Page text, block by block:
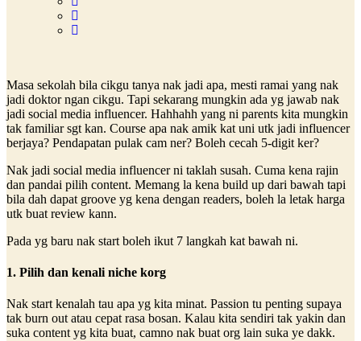
Masa sekolah bila cikgu tanya nak jadi apa, mesti ramai yang nak
jadi doktor ngan cikgu. Tapi sekarang mungkin ada yg jawab nak
jadi social media influencer. Hahhahh yang ni parents kita mungkin
tak familiar sgt kan. Course apa nak amik kat uni utk jadi influencer
berjaya? Pendapatan pulak cam ner? Boleh cecah 5-digit ker?
Nak jadi social media influencer ni taklah susah. Cuma kena rajin
dan pandai pilih content. Memang la kena build up dari bawah tapi
bila dah dapat groove yg kena dengan readers, boleh la letak harga
utk buat review kann.
Pada yg baru nak start boleh ikut 7 langkah kat bawah ni.
1. Pilih dan kenali niche korg
Nak start kenalah tau apa yg kita minat. Passion tu penting supaya
tak burn out atau cepat rasa bosan. Kalau kita sendiri tak yakin dan
suka content yg kita buat, camno nak buat org lain suka ye dakk.